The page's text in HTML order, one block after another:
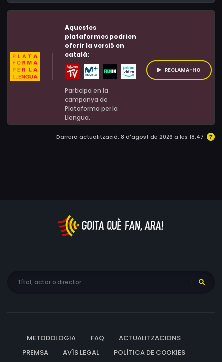
Aquestes
plataformes podrien
oferir la versió en
català:
Participa en la
campanya de
Plataforma per la
Llengua.
RECLAMA-HO
Darrera actualització: 8 d'agost de 2026 a les 18:47
METODOLOGIA FAQ
ACTUALITZACIONS
PREMSA
AVÍS LEGAL POLÍTICA DE COOKIES